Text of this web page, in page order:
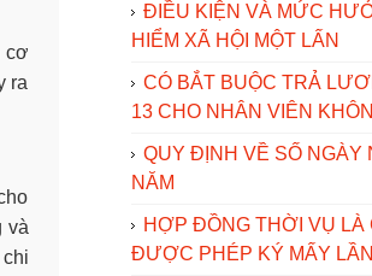
cơ
ra
và
ĐIỀU KIỆN VÀ MỨC
HIỂM XÃ HỘI MỘT LẤN
CÓ BẮT BUỘC TRẢ
13 CHO NHÂN VIÊN
QUY ĐỊNH VỀ SỐ NGÀY
NĂM
HỢP ĐỒNG THỜI VỤ LÀ
ĐƯỢC PHÉP KÝ MẤY LẦN